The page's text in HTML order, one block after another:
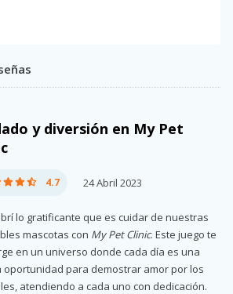
y diversión en My Pet
4.7 24 Abril 2023
lo gratificante que es cuidar de nuestras
mascotas con My Pet Clinic. Este juego te
en un universo donde cada día es una
oportunidad para demostrar amor por los
atendiendo a cada uno con dedicación.